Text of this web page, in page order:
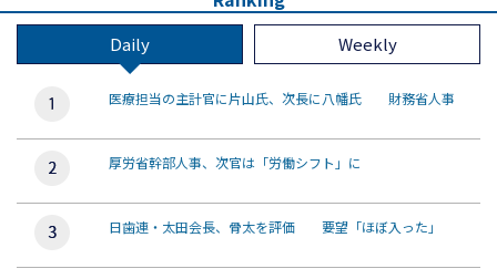
Daily Weekly
医療担当の主計官に片山氏、次長に八幡氏 財務省人事
厚労省幹部人事、次官は「労働シフト」に
日歯連・太田会長、骨太を評価 要望「ほぼ入った」